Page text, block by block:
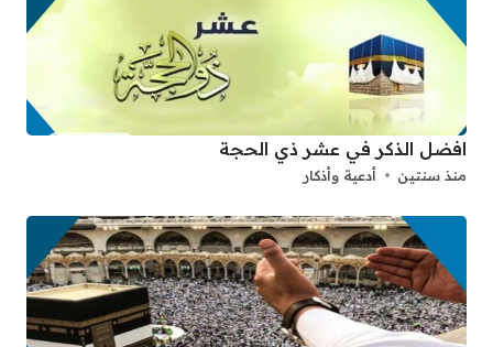
افضل الذكر في عشر ذي الحجة
منذ سنتين أدعية وأذكار